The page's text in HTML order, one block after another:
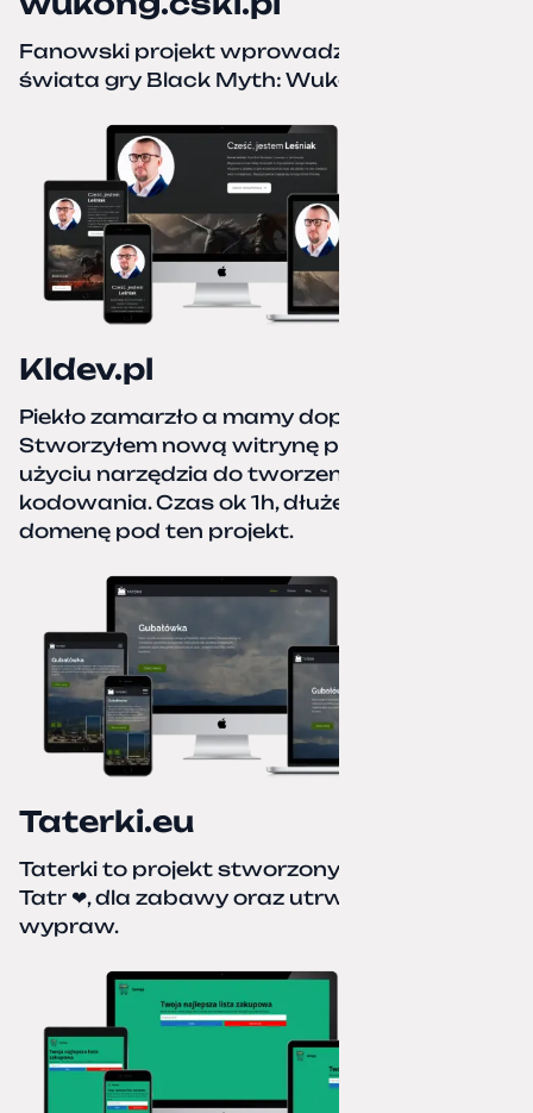
Fanowski projekt wprowadzający do
świata gry Black Myth: Wukong
Kldev.pl
Piekło zamarzło a mamy dopiero jesień.
Stworzyłem nową witrynę portfolio przy
użyciu narzędzia do tworzenia stron bez
kodowania. Czas ok 1h, dłużej podpinałem
domenę pod ten projekt.
Taterki.eu
Taterki to projekt stworzony z miłości do
Tatr ❤, dla zabawy oraz utrwalenia naszych
wypraw.